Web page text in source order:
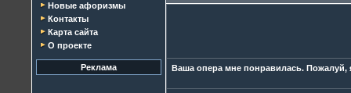
Новые афоризмы
Контакты
Карта сайта
О проекте
Реклама Ваша опера мне понравилась. Пожалуй,